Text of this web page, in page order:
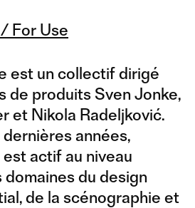
For Use
est un collectif dirigé
de produits Sven Jonke,
et Nikola Radeljković.
années,
actif au niveau
domaines du design
de la scénographie et